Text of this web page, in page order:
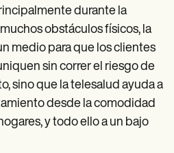
durante la
obstáculos físicos, la
medio para que los clientes
sin correr el riesgo de
sino que la telesalud ayuda a
desde la comodidad
y todo ello a un bajo